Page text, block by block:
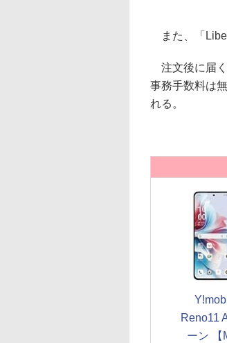
また、「
注文後に届く
事務手数料は
れる。
Reno11
ーン 【